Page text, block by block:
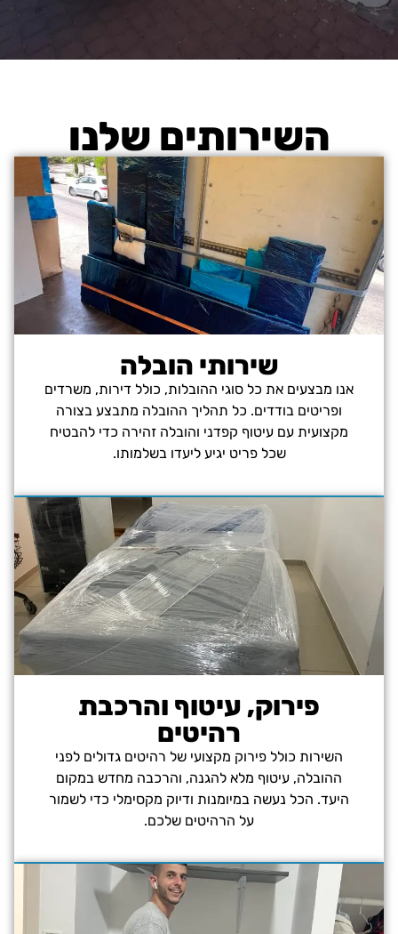
השירותים שלנו
שירותי הובלה
אנו מבצעים את כל סוגי ההובלות, כולל דירות, משרדים
ופריטים בודדים. כל תהליך ההובלה מתבצע בצורה
מקצועית עם עיטוף קפדני והובלה זהירה כדי להבטיח
שכל פריט יגיע ליעדו בשלמותו.
פירוק, עיטוף והרכבת
רהיטים
השירות כולל פירוק מקצועי של רהיטים גדולים לפני
ההובלה, עיטוף מלא להגנה, והרכבה מחדש במקום
היעד. הכל נעשה במיומנות ודיוק מקסימלי כדי לשמור
על הרהיטים שלכם.